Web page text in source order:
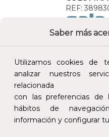
Saber más
Utilizamos cookies de
analizar nuestros
relacionada
con las preferencias
hábitos de
información y configurar
REF:
Añade al
485,00 €